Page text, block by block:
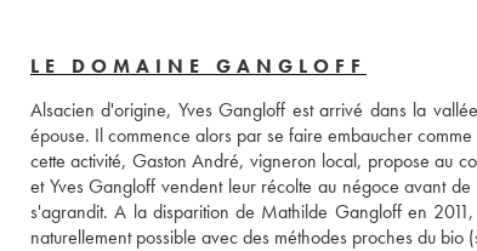
LE DOMAINE GANGLOFF
Alsacien d'origine, Yves Gangloff est arrivé dans la
épouse. Il commence alors par se faire embaucher
cette activité, Gaston André, vigneron local, propose au
et Yves Gangloff vendent leur récolte au négoce avant
s'agrandit. A la disparition de Mathilde Gangloff en
naturellement possible avec des méthodes proches du bio